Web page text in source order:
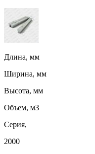
Длина, мм
Ширина, мм
Высота, мм
Объем, м3
Серия,
2000